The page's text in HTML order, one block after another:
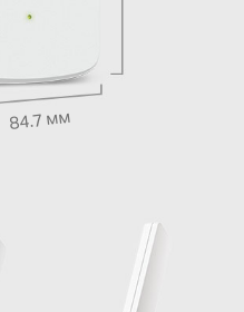
84.7 мм